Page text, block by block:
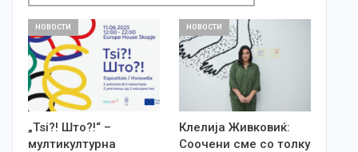
НОВОСТИ
„Tsi?! Што?!“ –
мултикултурна
НОВОСТИ
Клелија Живковиќ:
Соочени сме со толку